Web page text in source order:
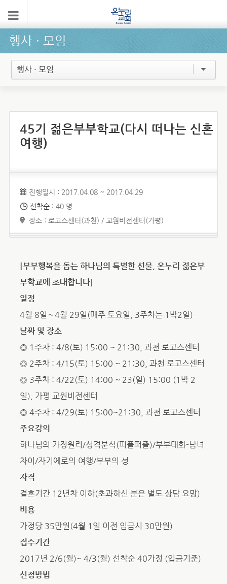
행사 ∙ 모임
행사 · 모임
45기 젊은부부학교(다시 떠나는 신혼
여행)
진행일시 : 2017.04.08 ~ 2017.04.29
선착순 : 40 명
장소 : 로고스센터(과천) / 교원비전센터(가평)
[부부행복을 돕는 하나님의 특별한 선물, 온누리 젊은부
부학교에 초대합니다]
일정
4월 8일∼4월 29일(매주 토요일, 3주차는 1박2일)
날짜 및 장소
◎ 1주차 : 4/8(토) 15:00 ~ 21:30, 과천 로고스센터
◎ 2주차 : 4/15(토) 15:00 ~ 21:30, 과천 로고스센터
◎ 3주차 : 4/22(토) 14:00 ~ 23(일) 15:00 (1박 2
일), 가평 교원비전센터
◎ 4주차 : 4/29(토) 15:00~21:30, 과천 로고스센터
주요강의
하나님의 가정원리/성격분석(피플퍼즐)/부부대화-남녀
차이/자기에로의 여행/부부의 성
자격
결혼기간 12년차 이하(초과하신 분은 별도 상담 요망)
비용
가정당 35만원(4월 1일 이전 입금시 30만원)
접수기간
2017년 2/6(월)~ 4/3(월) 선착순 40가정 (입금기준)
신청방법